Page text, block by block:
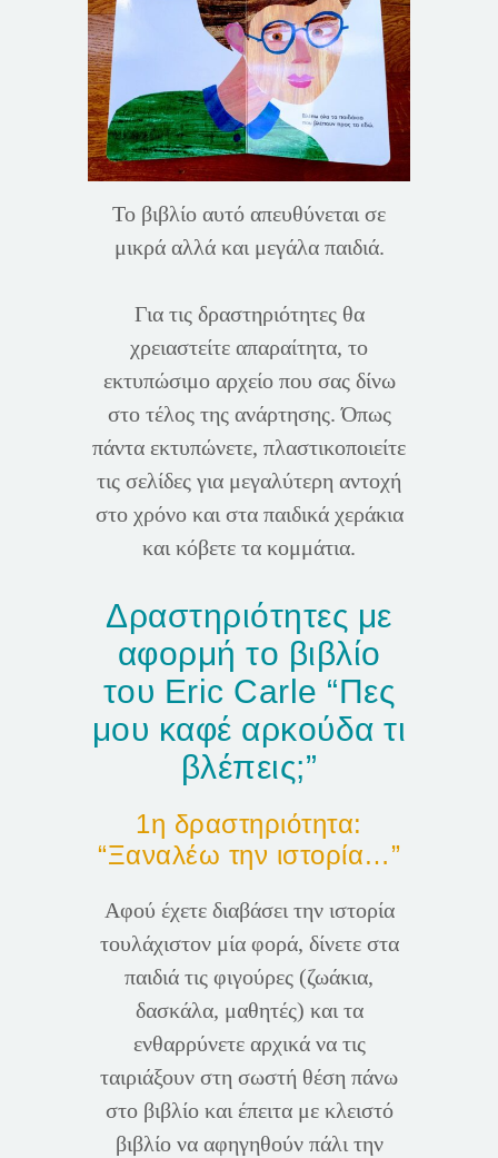
Το βιβλίο αυτό απευθύνεται σε
μικρά αλλά και μεγάλα παιδιά.
Για τις δραστηριότητες θα
χρειαστείτε απαραίτητα, το
εκτυπώσιμο αρχείο που σας δίνω
στο τέλος της ανάρτησης. Όπως
πάντα εκτυπώνετε, πλαστικοποιείτε
τις σελίδες για μεγαλύτερη αντοχή
στο χρόνο και στα παιδικά χεράκια
και κόβετε τα κομμάτια.
Δραστηριότητες με
αφορμή το βιβλίο
του Eric Carle “Πες
μου καφέ αρκούδα τι
βλέπεις;”
1η δραστηριότητα:
“Ξαναλέω την ιστορία…”
Αφού έχετε διαβάσει την ιστορία
τουλάχιστον μία φορά, δίνετε στα
παιδιά τις φιγούρες (ζωάκια,
δασκάλα, μαθητές) και τα
ενθαρρύνετε αρχικά να τις
ταιριάξουν στη σωστή θέση πάνω
στο βιβλίο και έπειτα με κλειστό
βιβλίο να αφηγηθούν πάλι την